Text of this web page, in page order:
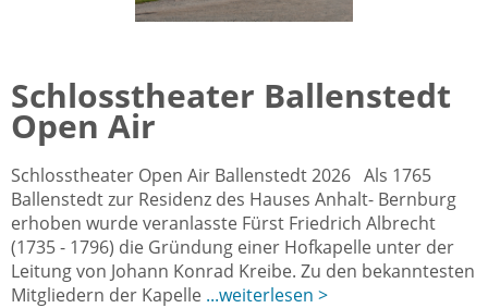
Schlosstheater Ballenstedt
Open Air
Schlosstheater Open Air Ballenstedt 2026 Als 1765
Ballenstedt zur Residenz des Hauses Anhalt- Bernburg
erhoben wurde veranlasste Fürst Friedrich Albrecht
(1735 - 1796) die Gründung einer Hofkapelle unter der
Leitung von Johann Konrad Kreibe. Zu den bekanntesten
Mitgliedern der Kapelle ...weiterlesen >